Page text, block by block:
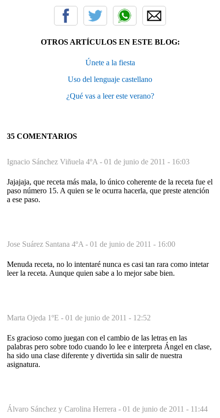
OTROS ARTÍCULOS EN ESTE BLOG:
Únete a la fiesta
Uso del lenguaje castellano
¿Qué vas a leer este verano?
35 COMENTARIOS
Ignacio Sánchez Viñuela 4ºA - 01 de junio de 2011 - 16:03
Jajajaja, que receta más mala, lo único coherente de la receta fue el
paso número 15. A quien se le ocurra hacerla, que preste atención
a ese paso.
Jose Suárez Santana 4ºA - 01 de junio de 2011 - 16:00
Menuda receta, no lo intentaré nunca es casi tan rara como intetar
leer la receta. Aunque quien sabe a lo mejor sabe bien.
Marta Ojeda 1ºE - 01 de junio de 2011 - 12:52
Es gracioso como juegan con el cambio de las letras en las
palabras pero sobre todo cuando lo lee e interpreta Ángel en clase,
ha sido una clase diferente y divertida sin salir de nuestra
asignatura.
Álvaro Sánchez y Carolina Herrera - 01 de junio de 2011 - 11:44